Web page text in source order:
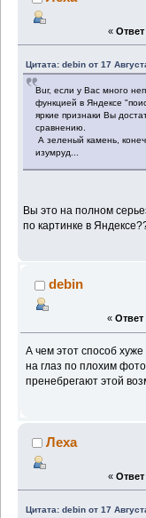
« Ответ
Цитата: debin от 17
Bur, если у Вас много
функцией в Яндексе
яркие признаки Вы
сравнению.
А зеленый камень,
изумруд...
Вы это на полном
по картинке в
debin
« Ответ
А чем этот способ
на глаз по плохим
пренебрегают этой
Леха
« Ответ
Цитата: debin от 17